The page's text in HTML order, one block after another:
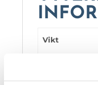
Vikt